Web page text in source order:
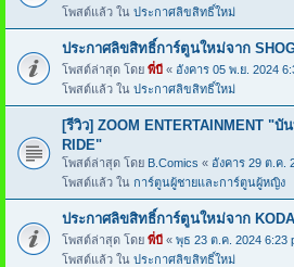
โพสต์แล้ว ใน ประกาศลิขสิทธิ์ใหม่
ประกาศลิขสิทธิ์การ์ตูนใหม่จาก
โพสต์ล่าสุด โดย พี่บี « อังคาร 05 พ.ย. 2024
โพสต์แล้ว ใน ประกาศลิขสิทธิ์ใหม่
[รีวิว] ZOOM ENTERTAINMENT "บั
RIDE"
โพสต์ล่าสุด โดย B.Comics « อังคาร 29 ต.ค.
โพสต์แล้ว ใน การ์ตูนผู้ชายและการ์ตูนผู้หญิง
ประกาศลิขสิทธิ์การ์ตูนใหม่จาก
โพสต์ล่าสุด โดย พี่บี « พุธ 23 ต.ค. 2024 6:23
โพสต์แล้ว ใน ประกาศลิขสิทธิ์ใหม่